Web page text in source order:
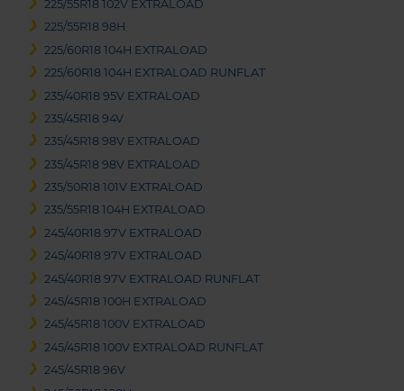
225/55R18 102V EXTRALOAD
225/55R18 98H
225/60R18 104H EXTRALOAD
225/60R18 104H EXTRALOAD RUNFLAT
235/40R18 95V EXTRALOAD
235/45R18 94V
235/45R18 98V EXTRALOAD
235/45R18 98V EXTRALOAD
235/50R18 101V EXTRALOAD
235/55R18 104H EXTRALOAD
245/40R18 97V EXTRALOAD
245/40R18 97V EXTRALOAD
245/40R18 97V EXTRALOAD RUNFLAT
245/45R18 100H EXTRALOAD
245/45R18 100V EXTRALOAD
245/45R18 100V EXTRALOAD RUNFLAT
245/45R18 96V